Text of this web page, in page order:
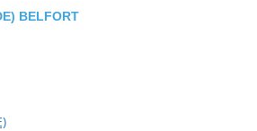
BELFORT